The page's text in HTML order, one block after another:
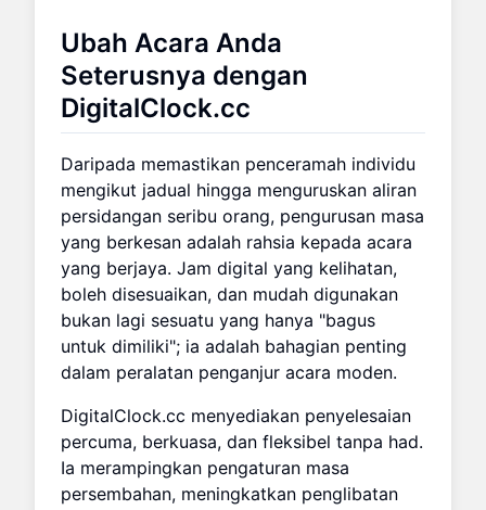
Ubah Acara Anda
Seterusnya dengan
DigitalClock.cc
Daripada memastikan penceramah individu
mengikut jadual hingga menguruskan aliran
persidangan seribu orang, pengurusan masa
yang berkesan adalah rahsia kepada acara
yang berjaya. Jam digital yang kelihatan,
boleh disesuaikan, dan mudah digunakan
bukan lagi sesuatu yang hanya "bagus
untuk dimiliki"; ia adalah bahagian penting
dalam peralatan penganjur acara moden.
DigitalClock.cc menyediakan penyelesaian
percuma, berkuasa, dan fleksibel tanpa had.
Ia merampingkan pengaturan masa
persembahan, meningkatkan penglibatan